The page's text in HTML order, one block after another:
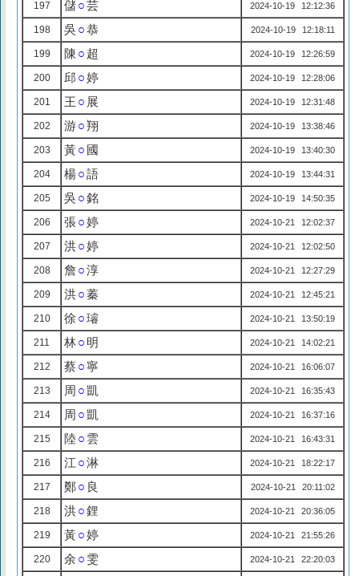
197 儲○芸 2024-10-19 12:12:36
198 吳 ○恭 2024-10-19 12:18:11
199 陳 ○ 超 2024-10-19 12:26:59
200 邱 ○婷 2024-10-19 12:28:06
201 王 ○ 展 2024-10-19 12:31:48
202 游○翔 2024-10-19 13:38:46
203 黃○ 國 2024-10-19 13:40:30
204 楊○語 2024-10-19 13:44:31
205 吳 ○銘 2024-10-19 14:50:35
206 張○婷 2024-10-21 12:02:37
207 洪○婷 2024-10-21 12:02:50
208 詹○淳 2024-10-21 12:27:29
209 洪○蓁 2024-10-21 12:45:21
210 徐 ○璿 2024-10-21 13:50:19
211 林○ 明 2024-10-21 14:02:21
212 蔡○寧 2024-10-21 16:06:07
213 周 ○凱 2024-10-21 16:35:43
214 周 ○凱 2024-10-21 16:37:16
215 陸○ 雲 2024-10-21 16:43:31
216 江 ○淋 2024-10-21 18:22:17
217 鄭○ 良 2024-10-21 20:11:02
218 洪○鋰 2024-10-21 20:36:05
219 黃○婷 2024-10-21 21:55:26
220 余 ○ 雯 2024-10-21 22:20:03